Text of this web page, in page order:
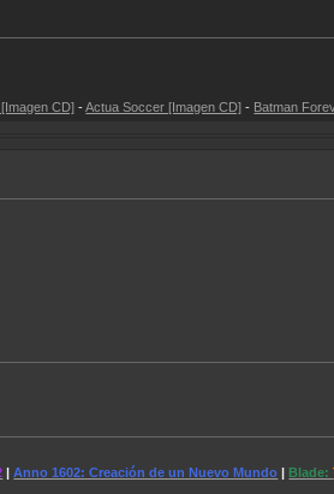
Actua Soccer [Imagen CD]- Batman Forever: The
Creación de un Nuevo Mundo|Blade:The Edge of